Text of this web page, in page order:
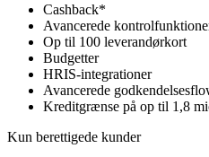
Cashback*
Avancerede
Op til 100 leverandørkort
Budgetter
HRIS-integrationer
Avancerede
Kreditgrænse på op til 1,8
Kun berettigede kunder